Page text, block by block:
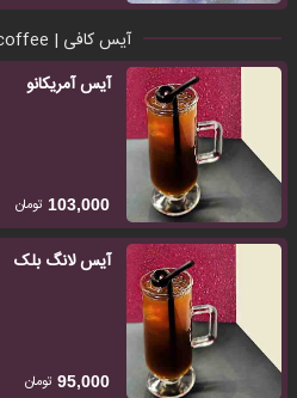
آیس کافی | Cold coffee
آیس آمریکانو
103,000 تومان
آیس لانگ بلک
95,000 تومان